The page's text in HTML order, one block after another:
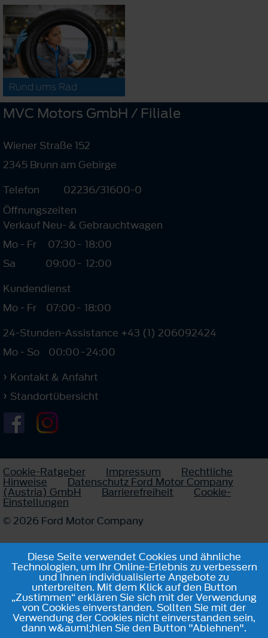
Rund ums Rad
MVC Motors GmbH / Filiale
Wiener Straße 152
2345 Brunn am Gebirge
Telefon
02236/31600-0
Öffnungszeiten
Verkauf Neu- & Gebrauchtwagen
Mo - Fr
07:30- 18:00
Sa
09:00- 12:00
Kundendienst
Mo - Fr
07:00- 18:00
24-Stunden-Assistance +43 (1) 206092424
Mo - So
00:00-24:00
Kontakt & Anfahrt
Standortübersicht
Cookie-Ratgeber Impressum Rechtliche
Hinweise Datenschutz Ford Motor Company
(Austria) GmbH Barrierefreiheit Cookie-
Einstellungen
© 2026 Ford Motor Company
Diese Seite verwendet Cookies und ähnliche
Technologien, um Ihr Online-Erlebnis zu verbessern
und Ihnen individualisierte Angebote zu
unterbreiten. Mit dem Klick auf den Button
„Zustimmen“ erklären Sie sich mit der Verwendung
von Cookies einverstanden. Sollten Sie mit der
Verwendung der Cookies nicht einverstanden sein,
dann w&auml;hlen Sie den Button "Ablehnen".